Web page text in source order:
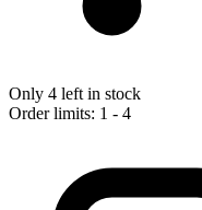
Only 4 left in stock
Order limits: 1 - 4